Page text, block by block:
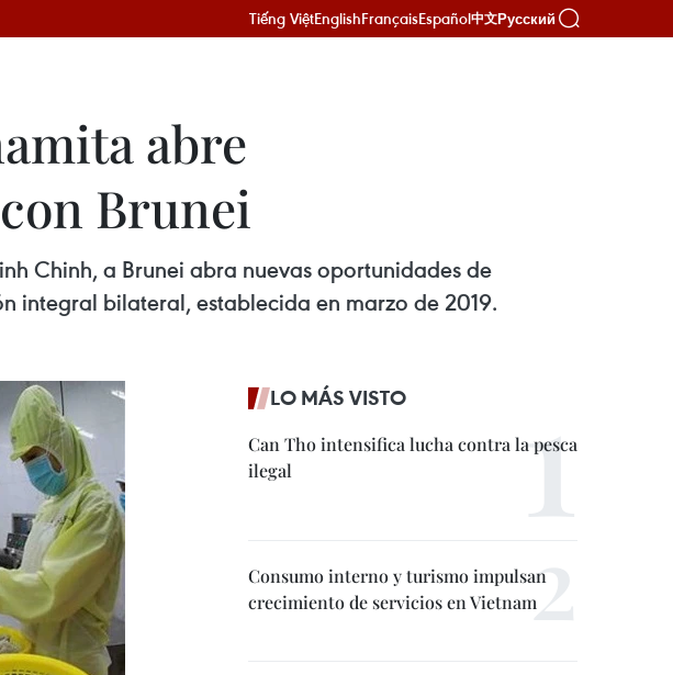
Tiếng ViệtEnglishFrançaisEspañol中文Русский
abre
Brunei
Chinh, a Brunei abra nuevas oportunidades de
integral bilateral, establecida en marzo de 2019.
LO MÁS VISTO
Can Tho intensifica lucha contra la pesca
ilegal
Consumo interno y turismo impulsan
crecimiento de servicios en Vietnam